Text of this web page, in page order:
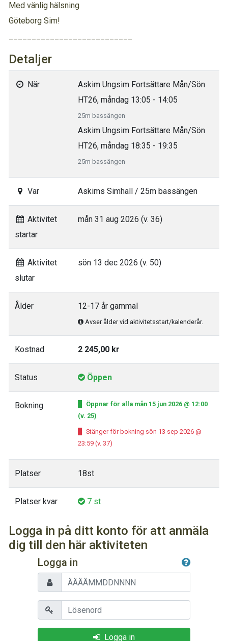
Med vänlig hälsning
Göteborg Sim!
Detaljer
När
Askim Ungsim Fortsättare Mån/Sön
HT26, måndag 13:05 - 14:05
25m bassängen
Askim Ungsim Fortsättare Mån/Sön
HT26, måndag 18:35 - 19:35
25m bassängen
Var Askims Simhall / 25m bassängen
Aktivitet
startar
mån 31 aug 2026 (v. 36)
Aktivitet
slutar
sön 13 dec 2026 (v. 50)
Ålder 12-17 år gammal
Avser ålder vid aktivitetsstart/kalenderår.
Kostnad 2 245,00 kr
Status Öppen
Bokning
Öppnar för alla mån 15 jun 2026 @ 12:00
(v. 25)
Stänger för bokning sön 13 sep 2026 @
23:59 (v. 37)
Platser 18st
Platser kvar 7 st
Logga in på ditt konto för att anmäla
dig till den här aktiviteten
Logga in
Personnummer
Lösenord
Logga in